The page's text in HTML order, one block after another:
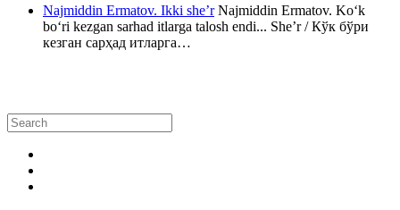
Najmiddin Ermatov. Ikki she’rNajmiddin Ermatov. Ko‘k
bo‘ri kezgan sarhad itlarga talosh endi... She’r / Кўк бўри
кезган сарҳад итларга…